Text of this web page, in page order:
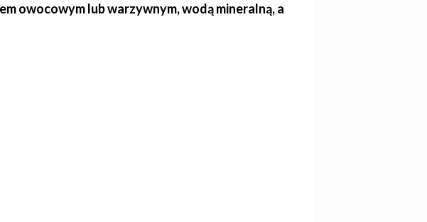
owocowym lub warzywnym, wodą mineralną, a